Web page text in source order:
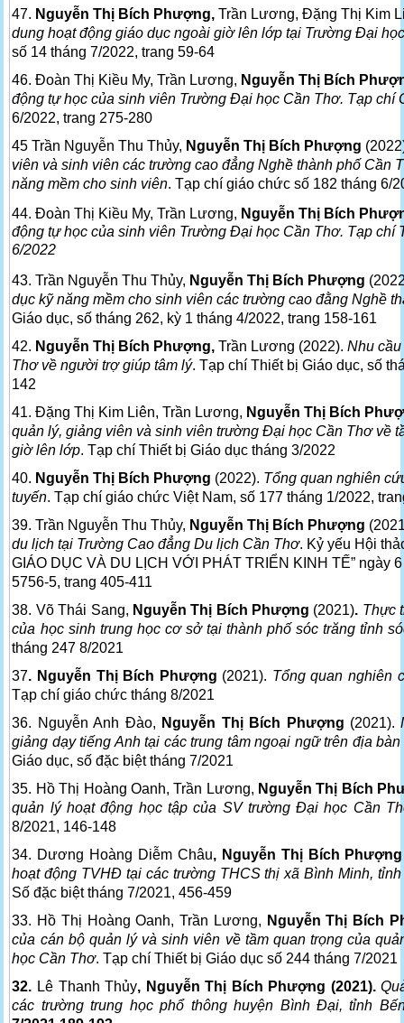
47. Nguyễn Thị Bích Phượng, Trần Lương, Đặng Thị Kim
dung hoạt động giáo dục ngoài giờ lên lớp tại Trường Đại
số 14 tháng 7/2022, trang 59-64
46. Đoàn Thị Kiều My, Trần Lương, Nguyễn Thị Bích
động tự học của sinh viên Trường Đại học Cần Thơ. Tạp chí
6/2022, trang 275-280
45 Trần Nguyễn Thu Thủy, Nguyễn Thị Bích Phượng
viên và sinh viên các trường cao đẳng Nghề thành phố Cần
năng mềm cho sinh viên. Tạp chí giáo chức số 182 tháng 6/
44.Đoàn Thị Kiều My, Trần Lương, Nguyễn Thị Bích
động tự học của sinh viên Trường Đại học Cần Thơ. Tạp chí
6/2022
43. Trần Nguyễn Thu Thủy, Nguyễn Thị Bích Phượng
dục kỹ năng mềm cho sinh viên các trường cao đằng Nghề
Giáo dục, số tháng 262, kỳ 1 tháng 4/2022, trang 158-161
42. Nguyễn Thị Bích Phượng,Trần Lương (2022).Nhu
Thơ về người trợ giúp tâm lý. Tạp chí Thiết bị Giáo dục, số
142
41. Đặng Thị Kim Liên, Trần Lương, Nguyễn Thị Bích
quản lý, giảng viên và sinh viên trường Đại học Cần Thơ về
giờ lên lớp. Tạp chí Thiết bị Giáo dục tháng 3/2022
40. Nguyễn Thị Bích Phượng (2022). Tổng quan nghiên
tuyến. Tạp chí giáo chức Việt Nam, số 177 tháng 1/2022,
39. Trần Nguyễn Thu Thủy, Nguyễn Thị Bích Phượng
du lịch tại Trường Cao đẳng Du lịch Cần Thơ. Kỷ yếu Hội
GIÁO DỤC VÀ DU LỊCH VỚI PHÁT TRIỂN KINH TẾ” ngày
5756-5, trang 405-411
38. Võ Thái Sang, Nguyễn Thị Bích Phượng (2021). Thực
của học sinh trung học cơ sở tại thành phố sóc trăng tỉnh
tháng 247 8/2021
37. Nguyễn Thị Bích Phượng (2021). Tổng quan nghiên
Tạp chí giáo chức tháng 8/2021
36. Nguyễn Anh Đào, Nguyễn Thị Bích Phượng (2021).
giảng dạy tiếng Anh tại các trung tâm ngoại ngữ trên địa
Giáo dục, số đặc biệt tháng 7/2021
35. Hồ Thị Hoàng Oanh, Trần Lương, Nguyễn Thị Bích
quản lý hoạt động học tập của SV trường Đại học Cần
8/2021, 146-148
34. Dương Hoàng Diễm Châu, Nguyễn Thị Bích
hoạt động TVHĐ tại các trường THCS thị xã Bình Minh,
Số đặc biệt tháng 7/2021, 456-459
33. Hồ Thị Hoàng Oanh, Trần Lương, Nguyễn Thị Bích
của cán bộ quản lý và sinh viên về tầm quan trọng của
học Cần Thơ. Tạp chí Thiết bị Giáo dục số 244 tháng 7/2021
32. Lê Thanh Thủy, Nguyễn Thị Bích Phượng (2021).
các trường trung học phổ thông huyện Bình Đại, tỉnh